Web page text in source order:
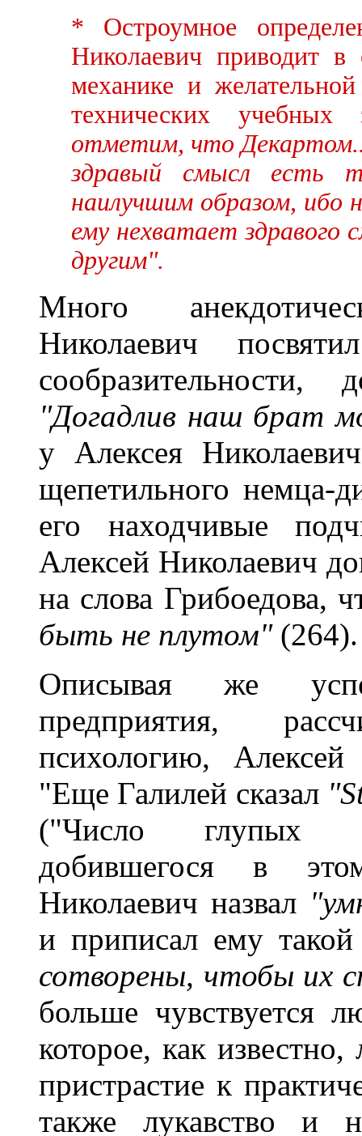
* Остроумное
Николаевич приводит в
механике и
технических учебных
отметим, что
здравый смысл есть
наилучшим образом, ибо
ему нехватает здравого
другим".
Много
Николаевич
сообразительности,
"Догадлив наш брат
у Алексея
щепетильного немца-
его находчивые
Алексей Николаевич
на слова Грибоедова,
быть не плутом"(264).
Описывая же
предприятия,
психологию,
"Еще Галилей сказал
("Число глупых
добившегося в
Николаевич назвал
и приписал ему
сотворены, чтобы их
больше чувствуется
которое, как
пристрастие к
также лукавство и